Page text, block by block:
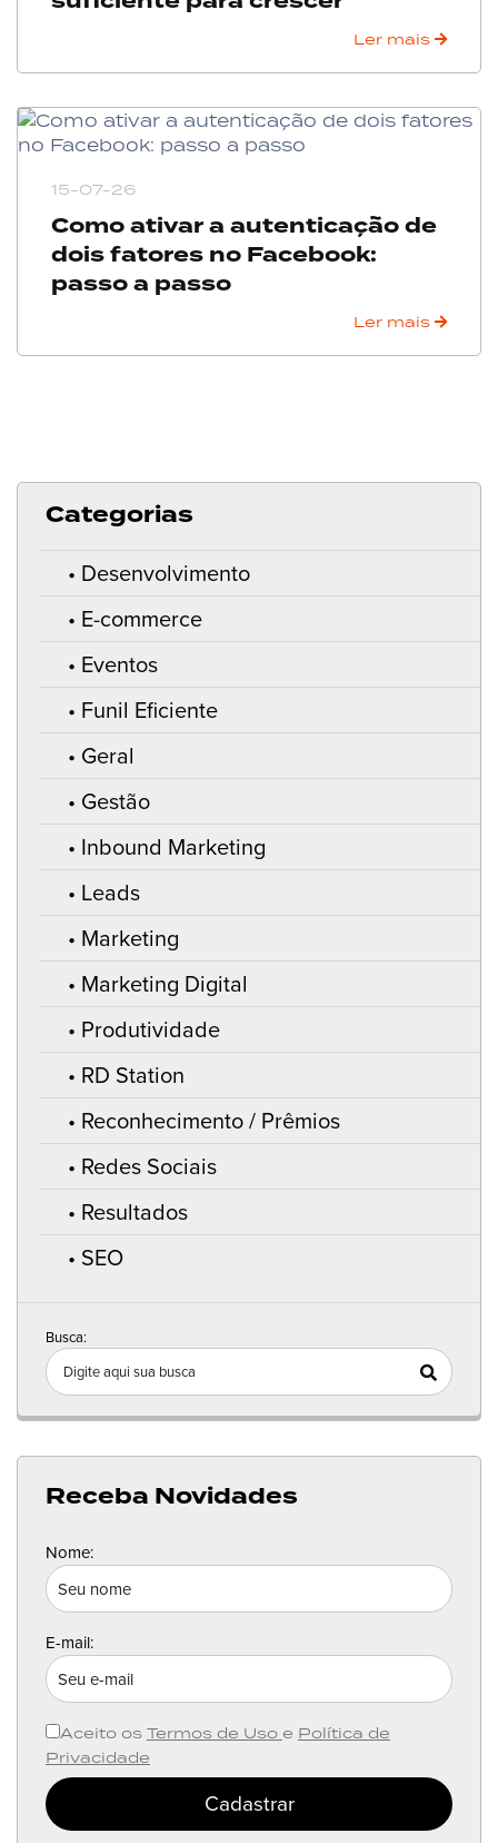
Ler mais
15-07-26
Como ativar a autenticação de
dois fatores no Facebook:
passo a passo
Ler mais
Categorias
Desenvolvimento
E-commerce
Eventos
Funil Eficiente
Geral
Gestão
Inbound Marketing
Leads
Marketing
Marketing Digital
Produtividade
RD Station
Reconhecimento / Prêmios
Redes Sociais
Resultados
SEO
Busca:
Receba Novidades
Nome:
E-mail:
Aceito os Termos de Uso e Política de
Privacidade
Cadastrar